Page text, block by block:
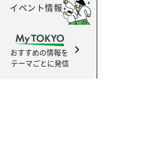
イベント情報
おすすめの情報を
テーマごとに発信